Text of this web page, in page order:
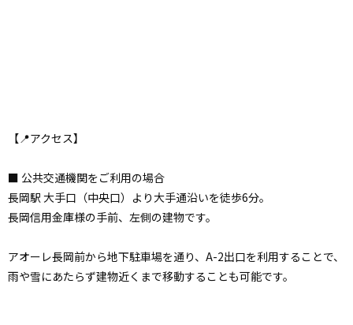
【📍アクセス】
■ 公共交通機関をご利用の場合
長岡駅 大手口（中央口）より大手通沿いを徒歩6分。
長岡信用金庫様の手前、左側の建物です。
アオーレ長岡前から地下駐車場を通り、A-2出口を利用することで、
雨や雪にあたらず建物近くまで移動することも可能です。